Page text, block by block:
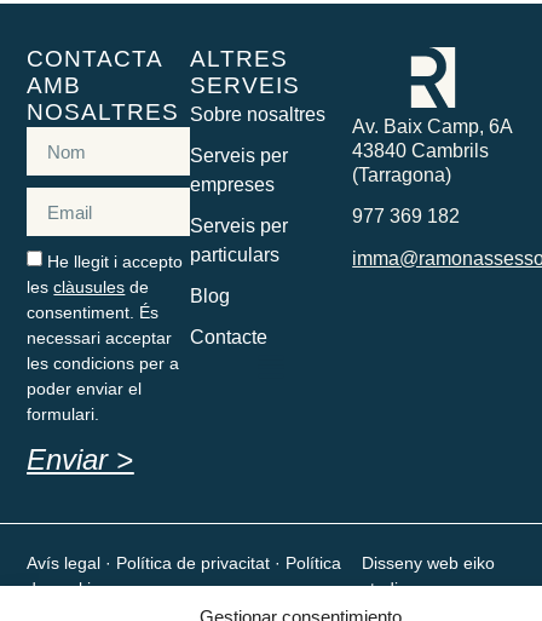
Gestionar consentimiento
Av. Baix Camp, 6A
43840 Cambrils
(Tarragona)
977 369 182
ALTRES
SERVEIS
Sobre nosaltres
Serveis per
empreses
Serveis per
particulars
Blog
Contacte
CONTACTA
AMB
NOSALTRES
He llegit i accepto
lesclàusules de
consentiment. És
necessari acceptar
les condicions per a
poder enviar el
formulari.
Enviar >
Avís legal · Política de privacitat · Política
de cookies
Disseny web eiko
studio